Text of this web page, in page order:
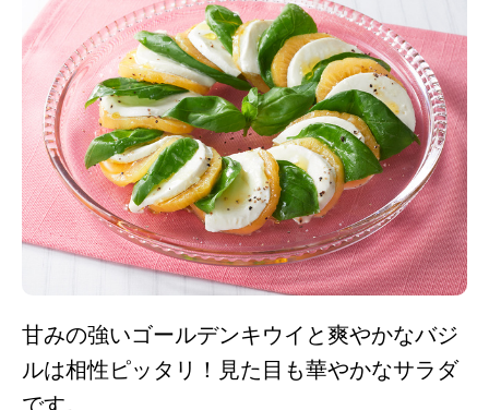
甘みの強いゴールデンキウイと爽やかなバジ
ルは相性ピッタリ！見た目も華やかなサラダ
です。